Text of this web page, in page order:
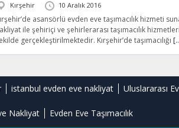
Kırşehir 10 Aralık 2016
asansörlü evden eve taşımacılık hizmeti
ile şehiriçi ve şehirlerarası taşımacılık
gerçekleştirilmektedir. Kırşehir’de taşımacılığı
istanbul evden eve nakliyat Uluslararası
Nakliyat Evden Eve Taşımacılık